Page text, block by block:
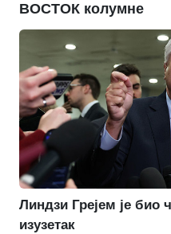
ВОСТОК колумне
Линдзи Грејем је био
изузетак